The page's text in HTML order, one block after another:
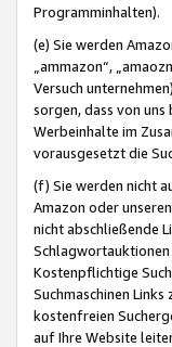
Programminhalten).
(e) Sie werden
„ammazon“,
Versuch
sorgen, dass von
Werbeinhalte im
vorausgesetzt die
(f) Sie werden nicht
Amazon oder
nicht abschließende
Schlagwortauktionen
Kostenpflichtige
Suchmaschinen
kostenfreien
auf Ihre Website